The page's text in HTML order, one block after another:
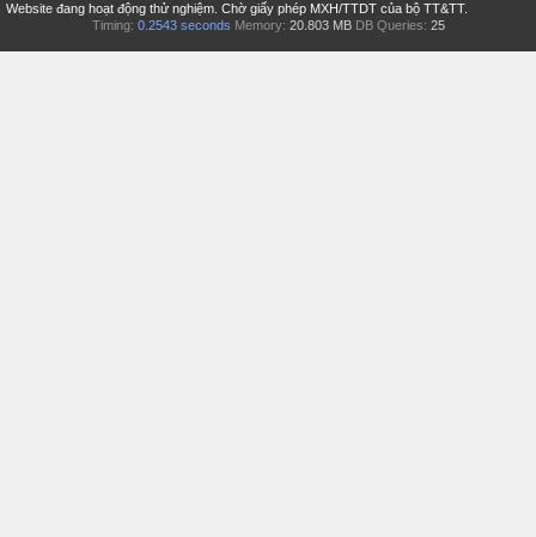
Website đang hoạt động thử nghiệm. Chờ giấy phép MXH/TTDT của bộ TT&TT.
Timing: 0.2543 seconds Memory: 20.803 MB DB Queries: 25